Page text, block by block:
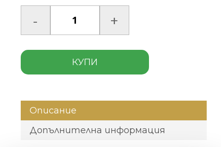
КУПИ
Описание
Допълнителна информация